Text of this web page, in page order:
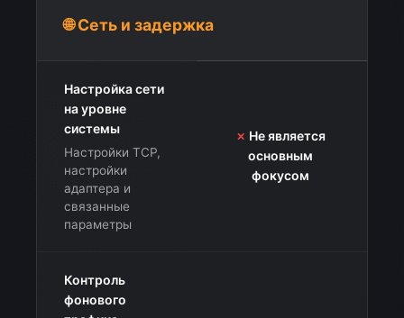
🌐 Сеть и задержка
Настройка сети
на уровне
системы
Настройки TCP,
настройки
адаптера и
связанные
параметры
✗ Не является
основным
фокусом
Контроль
фонового